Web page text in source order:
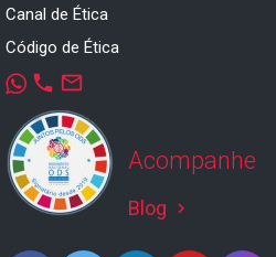
Canal de Ética
Código de Ética
phone mail_outline
Acompanhe
Blog keyboard_arrow_right